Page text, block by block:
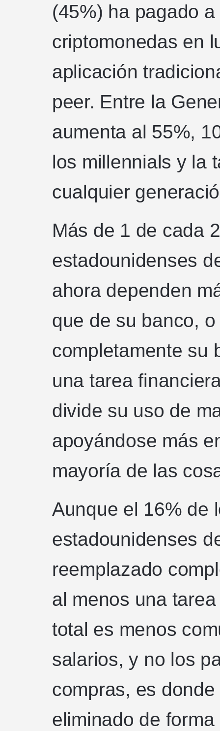
(45%) ha pagado
criptomonedas en
aplicación
peer. Entre la
aumenta al 55%,
los millennials y la
cualquier
Más de 1 de cada
estadounidenses
ahora dependen
que de su banco,
completamente su
una tarea
divide su uso de
apoyándose más
mayoría de las
Aunque el 16% de
estadounidenses
reemplazado
al menos una
total es menos
salarios, y no los
compras, es
eliminado de